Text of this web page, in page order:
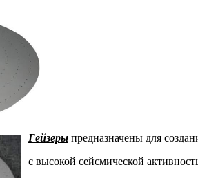
Гейзеры предназначены для
с высокой сейсмической